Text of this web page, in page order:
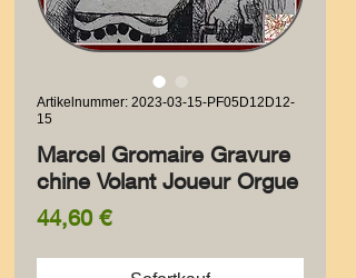
Artikelnummer: 2023-03-15-PF05D12D12-
15
Marcel Gromaire Gravure
chine Volant Joueur Orgue
44,60 €Preis